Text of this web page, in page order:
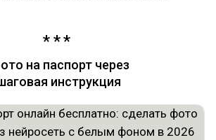
на паспорт через
инструкция